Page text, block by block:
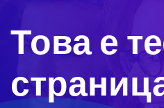
Това е